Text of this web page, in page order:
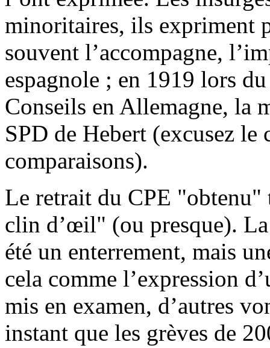
minoritaires, ils expriment
souvent l’accompagne,
espagnole ; en 1919 lors
Conseils en Allemagne, la
SPD de Hebert (excusez le
comparaisons).
Le retrait du CPE "obtenu"
clin d’œil" (ou presque).
été un enterrement, mais
cela comme l’expression
mis en examen, d’autres
instant que les grèves de